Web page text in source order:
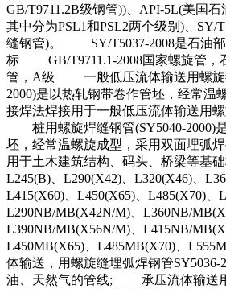
GB/T9711.2B级钢管))、API-5L(美国
其中分为PSL1和PSL2两个级别)、SY/
缝钢管)。 SY/T5037-2008是石油部
标 GB/T9711.1-2008国家螺旋管，
管，A级 一般低压流体输送用螺旋
2000)是以热轧钢带卷作管坯，经常温
接焊法焊接用于一般低压流体输送用螺
桩用螺旋焊缝钢管(SY5040-2000)
坯，经常温螺旋成型，采用双面埋弧
用于土木建筑结构、码头、桥梁等
L245(B)、L290(X42)、L320(X46)、
L415(X60)、L450(X65)、
L290NB/MB(X42N/M)、L360NB/
L390NB/MB(X56N/M)、L415NB/
L450MB(X65)、L485MB(X70)、
体输送，用螺旋缝埋弧焊钢管SY5036-
油、天然气的管线; 承压流体输送